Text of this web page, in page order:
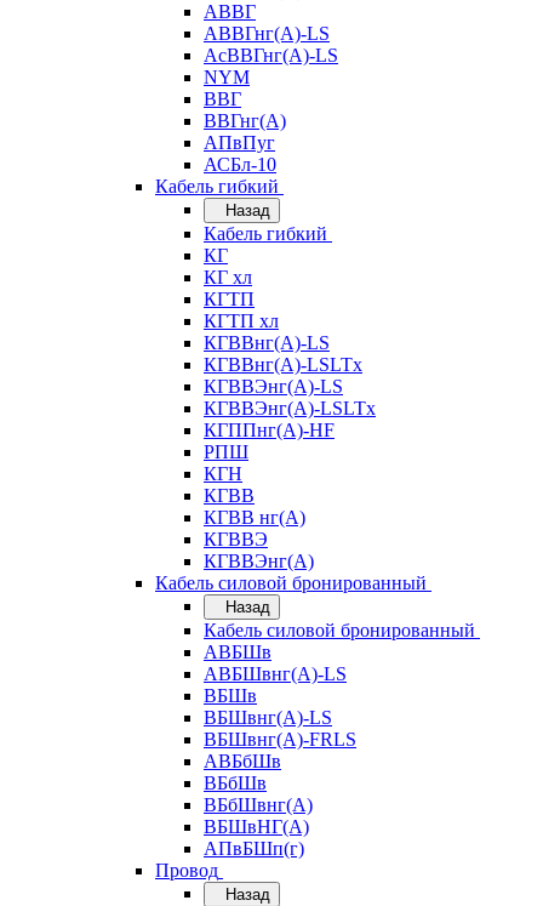
АВВГ
АВВГнг(А)-LS
АсВВГнг(А)-LS
NYM
ВВГ
ВВГнг(А)
АПвПуг
АСБл-10
Кабель гибкий
Назад
Кабель гибкий
КГ
КГ хл
КГТП
КГТП хл
КГВВнг(А)-LS
КГВВнг(А)-LSLTx
КГВВЭнг(А)-LS
КГВВЭнг(А)-LSLTx
КГППнг(А)-HF
РПШ
КГН
КГВВ
КГВВ нг(А)
КГВВЭ
КГВВЭнг(А)
Кабель силовой бронированный
Назад
Кабель силовой бронированный
АВБШв
АВБШвнг(А)-LS
ВБШв
ВБШвнг(А)-LS
ВБШвнг(А)-FRLS
АВБбШв
ВБбШв
ВБбШвнг(А)
ВБШвНГ(А)
АПвБШп(г)
Провод
Назад